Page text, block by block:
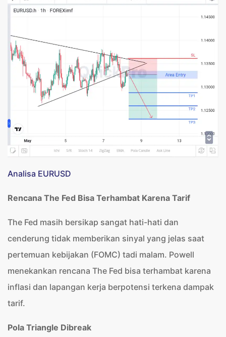
Analisa EURUSD
Rencana The Fed Bisa Terhambat Karena Tarif
The Fed masih bersikap sangat hati-hati dan
cenderung tidak memberikan sinyal yang jelas saat
pertemuan kebijakan (FOMC) tadi malam. Powell
menekankan rencana The Fed bisa terhambat karena
inflasi dan lapangan kerja berpotensi terkena dampak
tarif.
Pola Triangle Dibreak